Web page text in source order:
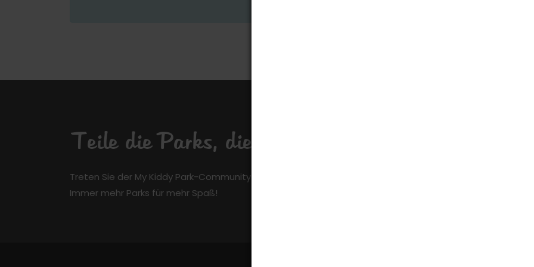
Teile die Parks, die du kennst
Treten Sie der My Kiddy Park-Community kostenlos bei und machen Sie einen Unterschied!
Immer mehr Parks für mehr Spaß!